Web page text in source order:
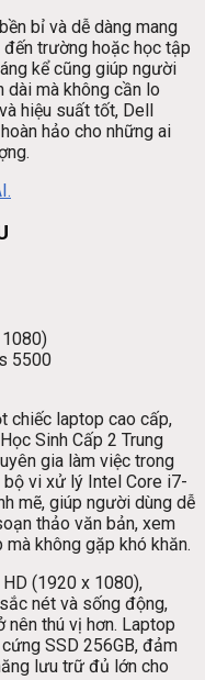
bỉ và dễ dàng mang
trường hoặc học tập
kể cũng giúp người
dài mà không cần lo
hiệu suất tốt, Dell
hảo cho những ai
5500
chiếc laptop cao cấp,
Sinh Cấp 2 Trung
gia làm việc trong
vi xử lý Intel Core i7-
mẽ, giúp người dùng dễ
thảo văn bản, xem
không gặp khó khăn.
(1920 x 1080),
nét và sống động,
thú vị hơn. Laptop
SSD 256GB, đảm
lưu trữ đủ lớn cho